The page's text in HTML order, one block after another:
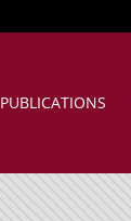
PUBLICATIONS